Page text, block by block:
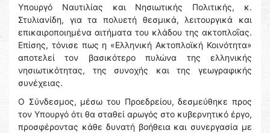
Υπουργό Ναυτιλίας και Νησιωτικής Πολιτικής, κ.
Στυλιανίδη, για τα πολυετή θεσμικά, λειτουργικά και
επικαιροποιημένα αιτήματα του κλάδου της ακτοπλοΐας.
Επίσης, τόνισε πως η «Ελληνική Ακτοπλοϊκή Κοινότητα»
αποτελεί τον βασικότερο πυλώνα της ελληνικής
νησιωτικότητας, της συνοχής και της γεωγραφικής
συνέχειας.
Ο Σύνδεσμος, μέσω του Προεδρείου, δεσμεύθηκε προς
τον Υπουργό ότι θα σταθεί αρωγός στο κυβερνητικό έργο,
προσφέροντας κάθε δυνατή βοήθεια και συνεργασία με